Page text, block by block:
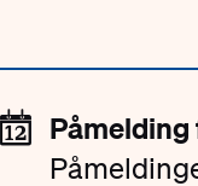
📆 Påmelding